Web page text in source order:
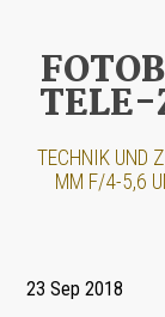
TELE-
TECHNIK UND
MM F/4-5,6
23 Sep 2018